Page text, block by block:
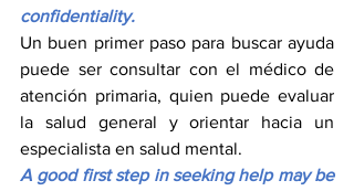
confidentiality.
Un buen primer paso para buscar ayuda
puede ser consultar con el médico de
atención primaria, quien puede evaluar
la salud general y orientar hacia un
especialista en salud mental.
A good first step in seeking help may be